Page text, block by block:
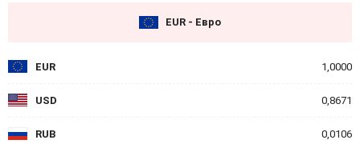
EUR - Евро
EUR 1,0000
USD 0,8671
RUB 0,0106